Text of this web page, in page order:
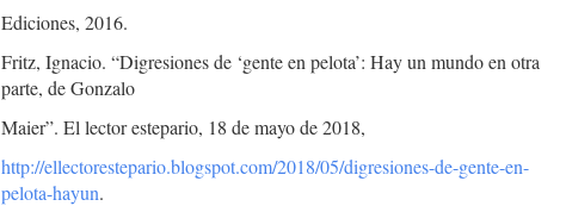
Ediciones, 2016.
Fritz, Ignacio. “Digresiones de ‘gente en pelota’: Hay un mundo en otra
parte, de Gonzalo
Maier”. El lector estepario, 18 de mayo de 2018,
http://ellectorestepario.blogspot.com/2018/05/digresiones-de-gente-en-
pelota-hayun.